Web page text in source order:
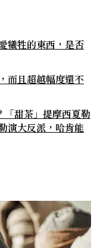
犧牲的東西，是否
而且超越幅度還不
甜茶」提摩西夏勒
演大反派，哈肯能